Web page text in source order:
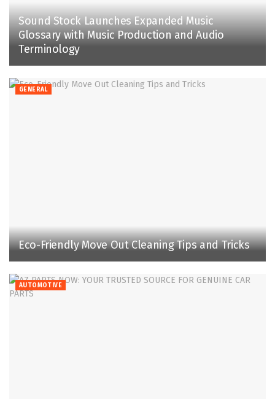
Sound Stock Launches Expanded Music
Glossary with Music Production and Audio
Terminology
GENERAL
Eco-Friendly Move Out Cleaning Tips and Tricks
AUTOMOTIVE